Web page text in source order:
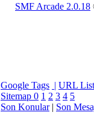
SMF Arcade 2.0.18
Google Tags | URL List
Sitemap 0 1 2 3 4 5
Son Konular| Son